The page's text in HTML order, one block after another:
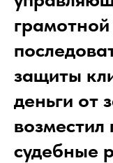
грамотной
защиты
деньги от
судебные